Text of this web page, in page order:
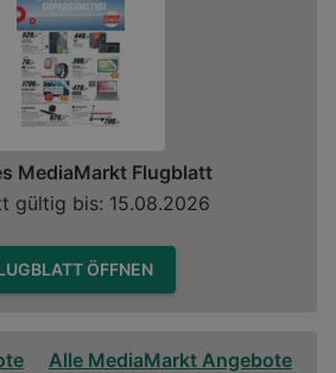
MediaMarkt Flugblatt
gültig bis: 15.08.2026
FLUGBLATT ÖFFNEN
Alle MediaMarkt Angebote